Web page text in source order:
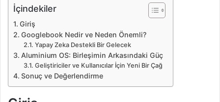
e
k
İçindekiler
Giriş
Googlebook Nedir ve Neden Önemli?
Yapay Zeka Destekli Bir Gelecek
Aluminium OS: Birleşimin Arkasındaki Güç
Geliştiriciler ve Kullanıcılar İçin Yeni Bir Çağ
Sonuç ve Değerlendirme